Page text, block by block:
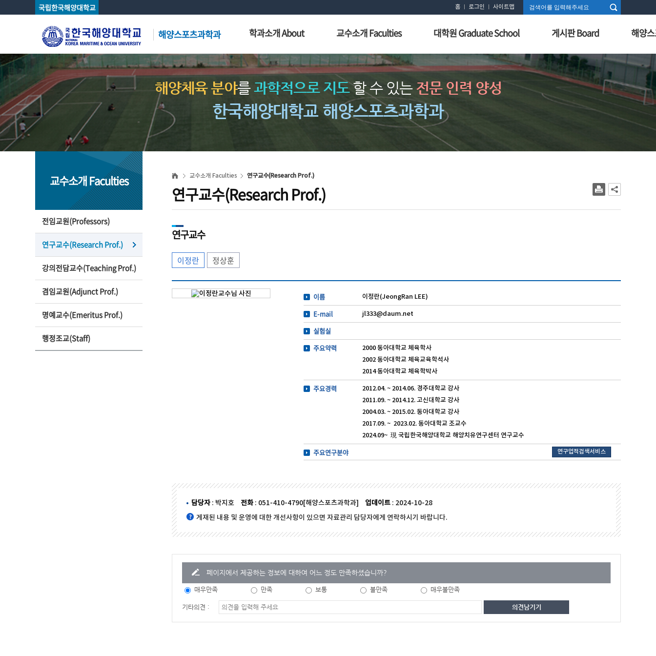
국립한국해양대학교
해양스포츠과학과
홈 로그인 사이트맵
학과소개 About 교수소개 Faculties 대학원 Graduate School 게시판 Board 해양
해양체육 분야를과학적으로 지도할 수 있는전문 인력 양성
한국해양대학교 해양스포츠과학과
교수소개 Faculties
전임교원(Professors)
연구교수(Research Prof.)
강의전담교수(Teaching Prof.)
겸임교원(Adjunct Prof.)
명예교수(Emeritus Prof.)
행정조교(Staff)
교수소개 Faculties 연구교수(Research Prof.)
연구교수(Research Prof.)
연구교수
이정란 정상훈
이름 이정란(JeongRan LEE)
E-mail jl333@daum.net
실험실
주요약력
2000 동아대학교 체육학사
2002 동아대학교 체육교육학석사
2014 동아대학교 체육학박사
주요경력
2012.04. ~ 2014.06. 경주대학교 강사
2011.09. ~ 2014.12. 고신대학교 강사
2004.03. ~ 2015.02. 동아대학교 강사
2017.09. ~ 2023.02. 동아대학교 조교수
2024.09~ 現 국립한국해양대학교 해양치유연구센터 연구교수
주요연구분야 연구업적검색서비스
담당자 : 박지호 전화 : 051-410-4790[해양스포츠과학과] 업데이트 : 2024-10-28
게재된 내용 및 운영에 대한 개선사항이 있으면 자료관리 담당자에게 연락하시기 바랍니다.
페이지에서 제공하는 정보에 대하여 어느 정도 만족하셨습니까?
매우만족 만족 보통 불만족 매우불만족
기타의견 :